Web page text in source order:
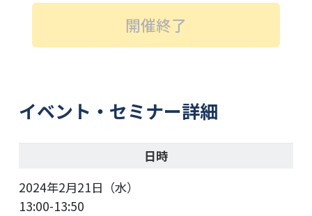
開催終了
イベント・セミナー詳細
日時
2024年2月21日（水）
13:00-13:50